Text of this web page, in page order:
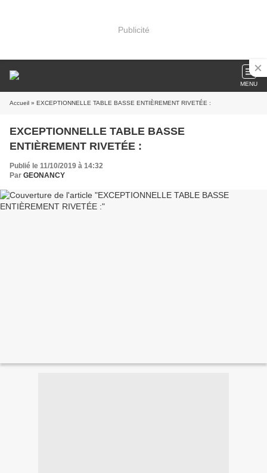
Publicité
MENU
Accueil » EXCEPTIONNELLE TABLE BASSE ENTIÈREMENT RIVETÉE :
EXCEPTIONNELLE TABLE BASSE
ENTIÈREMENT RIVETÉE :
Publié le 11/10/2019 à 14:32
Par GEONANCY